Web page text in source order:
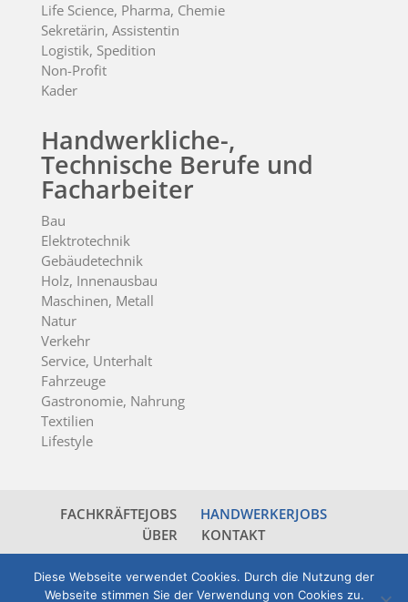
Life Science, Pharma, Chemie
Sekretärin, Assistentin
Logistik, Spedition
Non-Profit
Kader
Handwerkliche-,
Technische Berufe und
Facharbeiter
Bau
Elektrotechnik
Gebäudetechnik
Holz, Innenausbau
Maschinen, Metall
Natur
Verkehr
Service, Unterhalt
Fahrzeuge
Gastronomie, Nahrung
Textilien
Lifestyle
FACHKRÄFTEJOBS
HANDWERKERJOBS
ÜBER
KONTAKT
© 2026 jobs-nordwestschweiz.ch - all rights reserved
Diese Webseite verwendet Cookies. Durch die Nutzung der
Webseite stimmen Sie der Verwendung von Cookies zu.